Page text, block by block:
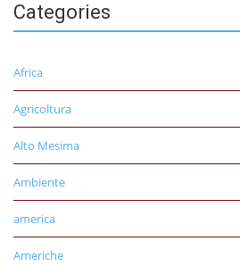
Categories
Africa
Agricoltura
Alto Mesima
Ambiente
america
Americhe